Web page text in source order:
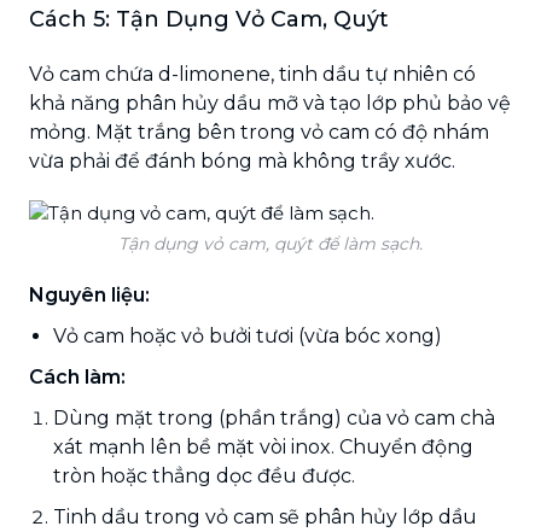
Cách 5: Tận Dụng Vỏ Cam, Quýt
Vỏ cam chứa d-limonene, tinh dầu tự nhiên có
khả năng phân hủy dầu mỡ và tạo lớp phủ bảo vệ
mỏng. Mặt trắng bên trong vỏ cam có độ nhám
vừa phải để đánh bóng mà không trầy xước.
Tận dụng vỏ cam, quýt để làm sạch.
Nguyên liệu:
Vỏ cam hoặc vỏ bưởi tươi (vừa bóc xong)
Cách làm:
Dùng mặt trong (phần trắng) của vỏ cam chà
xát mạnh lên bề mặt vòi inox. Chuyển động
tròn hoặc thẳng dọc đều được.
Tinh dầu trong vỏ cam sẽ phân hủy lớp dầu